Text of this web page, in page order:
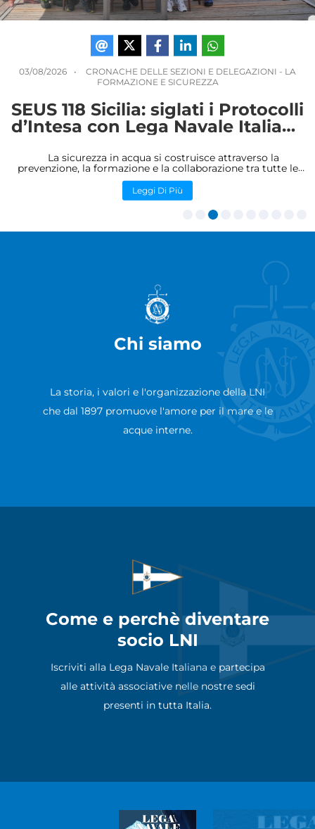
03/08/2026 CRONACHE DELLE SEZIONI E DELEGAZIONI - LA
FORMAZIONE E SICUREZZA
SEUS 118 Sicilia: siglati i Protocolli
d’Intesa con Lega Navale Italiana
Nautico Tre Laghi per rafforzare
formazione, prevenzione e
sicurezza in ambiente acquatico
prevenzione, la formazione e la collaborazione tra tutte le
realtà impegnate nella tutela della vita umana. Con questo
obiettivo la SEUS S.C.p.A. – Sicilia...
Leggi Di Più
Chi siamo
La storia, i valori e l'organizzazione della LNI
che dal 1897 promuove l'amore per il mare e le
acque interne.
Come e perchè diventare
socio LNI
Iscriviti alla Lega Navale Italiana e partecipa
alle attività associative nelle nostre sedi
presenti in tutta Italia.